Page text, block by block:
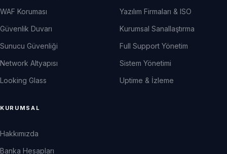
WAF Koruması
Güvenlik Duvarı
Sunucu Güvenliği
Network Altyapısı
Looking Glass
Yazılım Firmaları & ISO
Kurumsal Sanallaştırma
Full Support Yönetim
Sistem Yönetimi
Uptime & İzleme
KURUMSAL
Hakkımızda
Banka Hesapları